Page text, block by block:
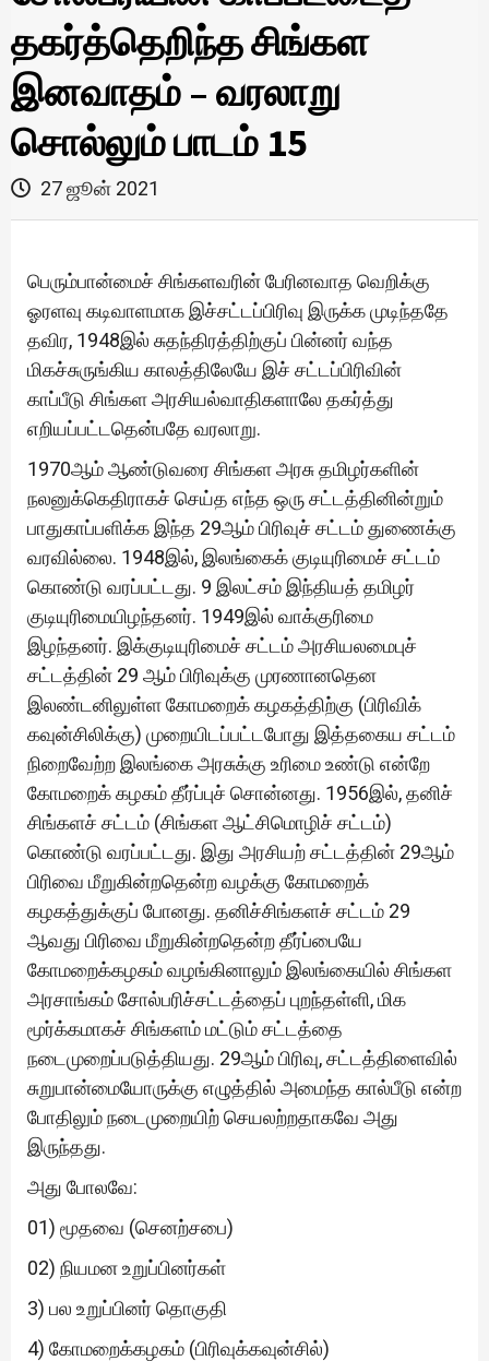
தகர்த்தெறிந்த சிங்கள
இனவாதம் – வரலாறு
சொல்லும் பாடம் 15
27 ஜூன் 2021
பெரும்பான்மைச் சிங்களவரின் பேரினவாத வெறிக்கு
ஓரளவு கடிவாளமாக இச்சட்டப்பிரிவு இருக்க முடிந்ததே
தவிர, 1948இல் சுதந்திரத்திற்குப் பின்னர் வந்த
மிகச்சுருங்கிய காலத்திலேயே இச் சட்டப்பிரிவின்
காப்பீடு சிங்கள அரசியல்வாதிகளாலே தகர்த்து
எறியப்பட்டதென்பதே வரலாறு.
1970ஆம் ஆண்டுவரை சிங்கள அரசு தமிழர்களின்
நலனுக்கெதிராகச் செய்த எந்த ஒரு சட்டத்தினின்றும்
பாதுகாப்பளிக்க இந்த 29ஆம் பிரிவுச் சட்டம் துணைக்கு
வரவில்லை. 1948இல், இலங்கைக் குடியுரிமைச் சட்டம்
கொண்டு வரப்பட்டது. 9 இலட்சம் இந்தியத் தமிழர்
குடியுரிமையிழந்தனர். 1949இல் வாக்குரிமை
இழந்தனர். இக்குடியுரிமைச் சட்டம் அரசியலமைபுச்
சட்டத்தின் 29 ஆம் பிரிவுக்கு முரணானதென
இலண்டனிலுள்ள கோமறைக் கழகத்திற்கு (பிரிவிக்
கவுன்சிலிக்கு) முறையிடப்பட்டபோது இத்தகைய சட்டம்
நிறைவேற்ற இலங்கை அரசுக்கு உரிமை உண்டு என்றே
கோமறைக் கழகம் தீர்ப்புச் சொன்னது. 1956இல், தனிச்
சிங்களச் சட்டம் (சிங்கள ஆட்சிமொழிச் சட்டம்)
கொண்டு வரப்பட்டது. இது அரசியற் சட்டத்தின் 29ஆம்
பிரிவை மீறுகின்றதென்ற வழக்கு கோமறைக்
கழகத்துக்குப் போனது. தனிச்சிங்களச் சட்டம் 29
ஆவது பிரிவை மீறுகின்றதென்ற தீர்ப்பையே
கோமறைக்கழகம் வழங்கினாலும் இலங்கையில் சிங்கள
அரசாங்கம் சோல்பரிச்சட்டத்தைப் புறந்தள்ளி, மிக
மூர்க்கமாகச் சிங்களம் மட்டும் சட்டத்தை
நடைமுறைப்படுத்தியது. 29ஆம் பிரிவு, சட்டத்திளைவில்
சுறுபான்மையோருக்கு எழுத்தில் அமைந்த கால்பீடு என்ற
போதிலும் நடைமுறையிற் செயலற்றதாகவே அது
இருந்தது.
அது போலவே:
01) மூதவை (செனற்சபை)
02) நியமன உறுப்பினர்கள்
3) பல உறுப்பினர் தொகுதி
4) கோமறைக்கழகம் (பிரிவுக்கவுன்சில்)